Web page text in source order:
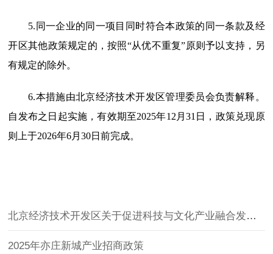
5.同一企业的同一项目同时符合本政策的同一条款及经
开区其他政策规定的，按照“从优不重复”原则予以支持，另
有规定的除外。
6.本措施由北京经济技术开发区管理委员会负责解释。
自发布之日起实施，有效期至2025年12月31日，政策兑现原
则上于2026年6月30日前完成。
北京经济技术开发区关于促进科技与文化产业融合发展的若干措施
2025年亦庄新城产业招商政策